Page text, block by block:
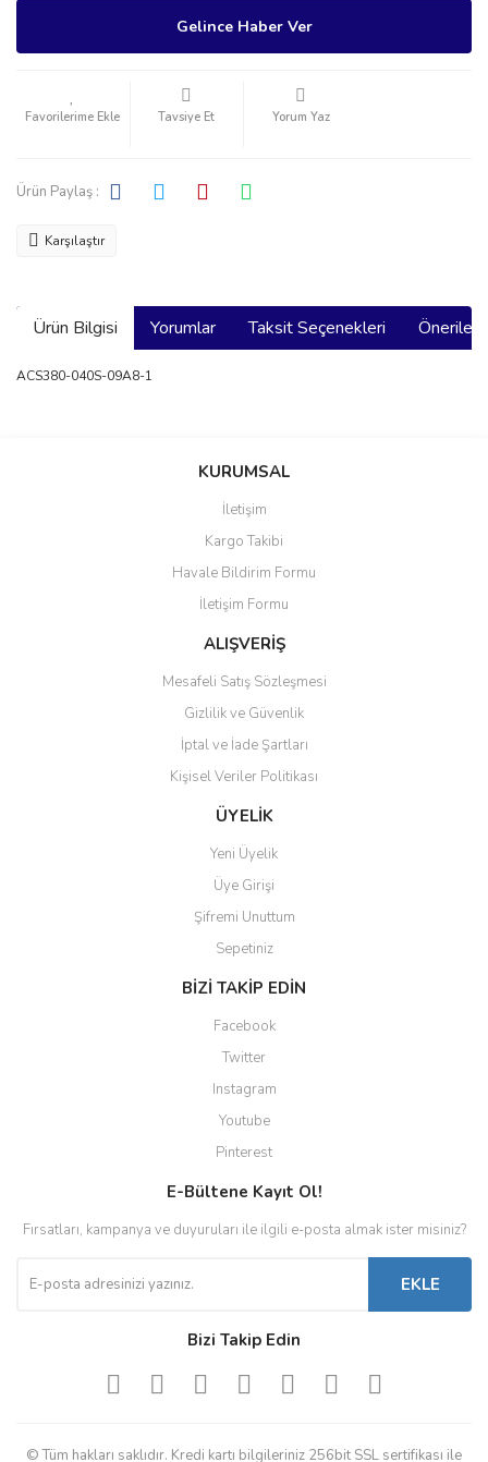
Gelince Haber Ver
Tavsiye Et Yorum Yaz
Ürün Paylaş :
Karşılaştır
Ürün Bilgisi Yorumlar Taksit Seçenekleri
ACS380-040S-09A8-1
Bu ürüne ilk yorumu siz yapın!
Ürün resmi kalitesiz, bozuk veya görüntülenemiyor.
Ürün açıklamasında eksik bilgiler bulunuyor.
Ürün bilgilerinde hatalar bulunuyor.
Ürün fiyatı diğer sitelerden daha pahalı.
Gönder
KURUMSAL
İletişim
Kargo Takibi
Havale Bildirim Formu
İletişim Formu
ALIŞVERİŞ
Mesafeli Satış Sözleşmesi
Gizlilik ve Güvenlik
İptal ve İade Şartları
Kişisel Veriler Politikası
ÜYELİK
Yeni Üyelik
Üye Girişi
Şifremi Unuttum
Sepetiniz
BİZİ TAKİP EDİN
Facebook
Twitter
Instagram
Youtube
Pinterest
E-Bültene Kayıt Ol!
Fırsatları, kampanya ve duyuruları ile ilgili e-posta almak ister misiniz?
EKLE
Bizi Takip Edin
© Tüm hakları saklıdır. Kredi kartı bilgileriniz 256bit SSL sertifikası ile